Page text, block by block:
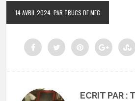
14 AVRIL 2024 PAR TRUCS DE MEC
ECRIT PAR :